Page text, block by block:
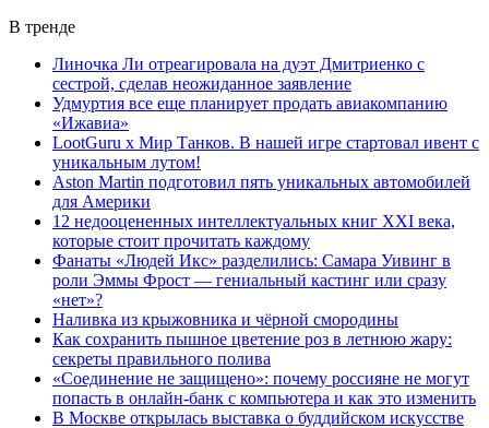
В тренде
Линочка Ли отреагировала на дуэт Дмитриенко с
сестрой, сделав неожиданное заявление
Удмуртия все еще планирует продать авиакомпанию
«Ижавиа»
LootGuru x Мир Танков. В нашей игре стартовал ивент с
уникальным лутом!
Aston Martin подготовил пять уникальных автомобилей
для Америки
12 недооцененных интеллектуальных книг XXI века,
которые стоит прочитать каждому
Фанаты «Людей Икс» разделились: Самара Уивинг в
роли Эммы Фрост — гениальный кастинг или сразу
«нет»?
Наливка из крыжовника и чёрной смородины
Как сохранить пышное цветение роз в летнюю жару:
секреты правильного полива
«Соединение не защищено»: почему россияне не могут
попасть в онлайн-банк с компьютера и как это изменить
В Москве открылась выставка о буддийском искусстве